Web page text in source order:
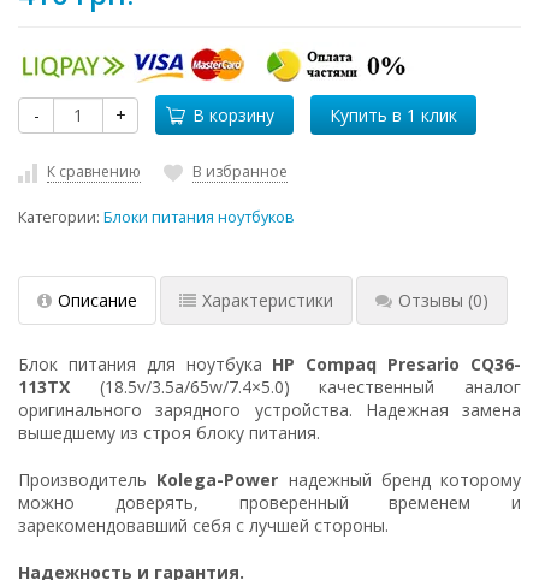
- + В корзину
К сравнению В избранное
Категории: Блоки питания ноутбуков
Описание Характеристики Отзывы (0)
Блок питания для ноутбука HP Compaq Presario CQ36-
113TX (18.5v/3.5a/65w/7.4×5.0) качественный аналог
оригинального зарядного устройства. Надежная замена
вышедшему из строя блоку питания.
Производитель Kolega-Power надежный бренд которому
можно доверять, проверенный временем и
зарекомендовавший себя с лучшей стороны.
Надежность и гарантия.